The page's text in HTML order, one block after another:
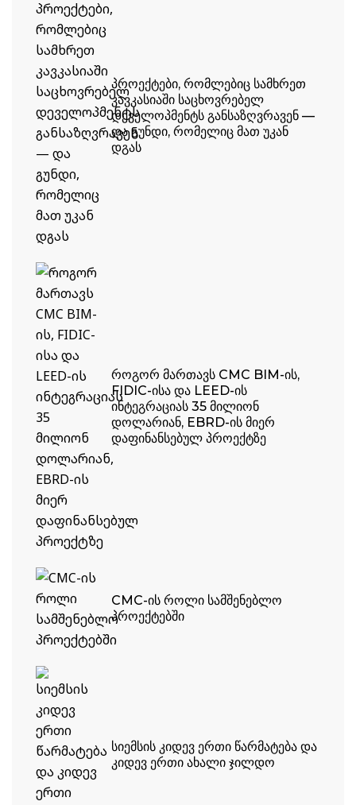
ᲞᲠᲝᲔᲥᲢᲔᲑᲘ, ᲠᲝᲛᲚᲔᲑᲘᲪ ᲡᲐᲛᲮᲠᲔᲗ
ᲙᲐᲕᲙᲐᲡᲘᲐᲨᲘ ᲡᲐᲪᲮᲝᲕᲠᲔᲑᲔᲚ
ᲓᲔᲕᲔᲚᲝᲞᲛᲔᲜᲢᲡ ᲒᲐᲜᲡᲐᲖᲦᲕᲠᲐᲕᲔᲜ —
ᲓᲐ ᲒᲣᲜᲓᲘ, ᲠᲝᲛᲔᲚᲘᲪ ᲛᲐᲗ ᲣᲙᲐᲜ
ᲓᲒᲐᲡ
ᲠᲝᲒᲝᲠ ᲛᲐᲠᲗᲐᲕᲡ CMC BIM-ᲘᲡ,
FIDIC-ᲘᲡᲐ ᲓᲐ LEED-ᲘᲡ
ᲘᲜᲢᲔᲒᲠᲐᲪᲘᲐᲡ 35 ᲛᲘᲚᲘᲝᲜ
ᲓᲝᲚᲐᲠᲘᲐᲜ, EBRD-ᲘᲡ ᲛᲘᲔᲠ
ᲓᲐᲤᲘᲜᲐᲜᲡᲔᲑᲣᲚ ᲞᲠᲝᲔᲥᲢᲖᲔ
CMC-ᲘᲡ ᲠᲝᲚᲘ ᲡᲐᲛᲨᲔᲜᲔᲑᲚᲝ
ᲞᲠᲝᲔᲥᲢᲔᲑᲨᲘ
ᲡᲘᲔᲛᲡᲘᲡ ᲙᲘᲓᲔᲕ ᲔᲠᲗᲘ ᲬᲐᲠᲛᲐᲢᲔᲑᲐ ᲓᲐ
ᲙᲘᲓᲔᲕ ᲔᲠᲗᲘ ᲐᲮᲐᲚᲘ ᲯᲘᲚᲓᲝ